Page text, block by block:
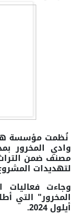
نُظمت مؤسسة
وادي المخرور
مصنف ضمن
لتهديدات
وجاءت
المخرور" التي
أيلول 2024.